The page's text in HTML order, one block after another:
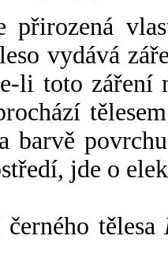
přirozená
vydává
li toto záření
barvě
jde o
tělesa